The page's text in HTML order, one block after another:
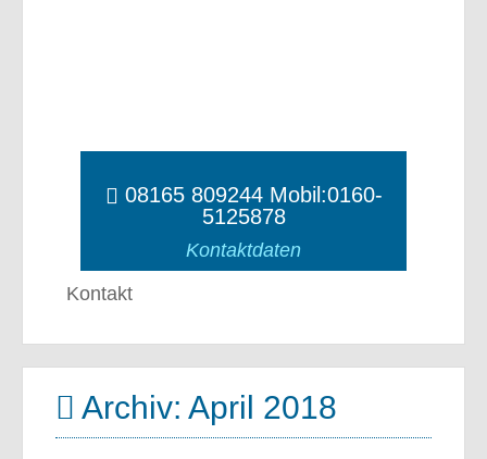
08165 809244 Mobil:0160-
5125878
Kontaktdaten
Kontakt
Archiv: April 2018